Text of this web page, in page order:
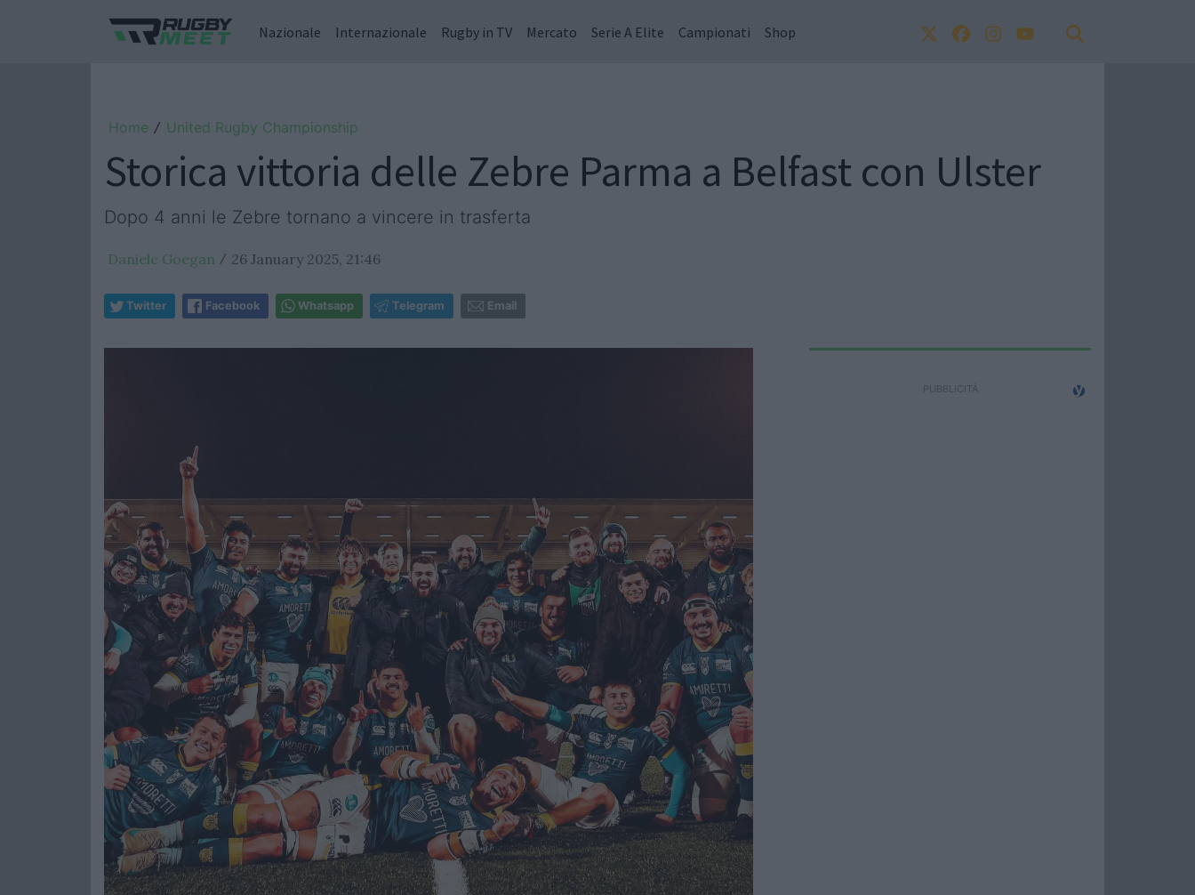
Nazionale Internazionale Rugby in TV Mercato Serie A Elite Campionati Shop
Home / United Rugby Championship
Storica vittoria delle Zebre Parma a Belfast con Ulster
Dopo 4 anni le Zebre tornano a vincere in trasferta
Daniele Goegan / 26 January 2025, 21:46
Twitter Facebook Whatsapp Telegram Email